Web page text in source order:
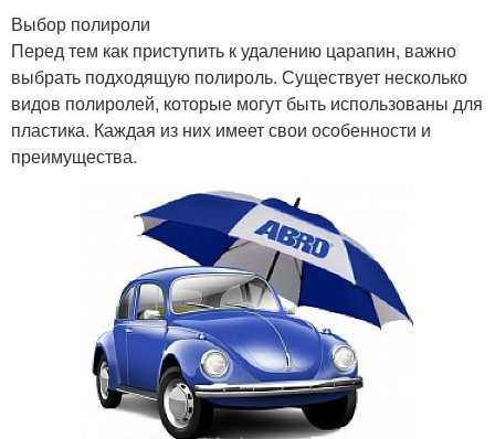
Выбор полироли
Перед тем как приступить к удалению царапин, важно
выбрать подходящую полироль. Существует несколько
видов полиролей, которые могут быть использованы для
пластика. Каждая из них имеет свои особенности и
преимущества.